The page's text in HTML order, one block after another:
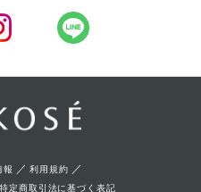
報 ／利用規約 ／
特定商取引法に基づく表記